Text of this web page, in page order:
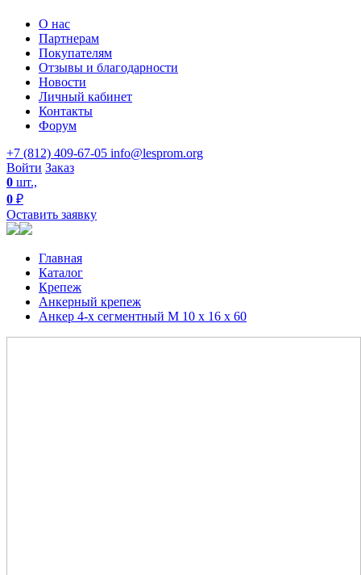
О нас
Партнерам
Покупателям
Отзывы и благодарности
Новости
Личный кабинет
Контакты
Форум
+7 (812) 409-67-05 info@lesprom.org
Войти Заказ
0 шт.,
0 ₽
Оставить заявку
Главная
Каталог
Крепеж
Анкерный крепеж
Анкер 4-х сегментный М 10 х 16 х 60